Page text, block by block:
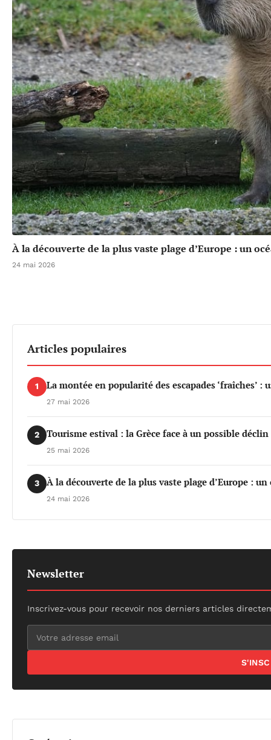
À la découverte de la plus vaste plage d’Europe : un
24 mai 2026
Articles populaires
1 La montée en popularité des escapades ‘fraîches’
27 mai 2026
2 Tourisme estival : la Grèce face à un possible déclin
25 mai 2026
3 À la découverte de la plus vaste plage d’Europe :
24 mai 2026
Newsletter
Inscrivez-vous pour recevoir nos derniers articles